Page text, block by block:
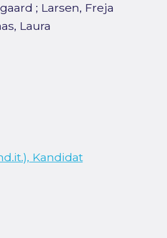
; Larsen, Freja
Laura
Kandidat